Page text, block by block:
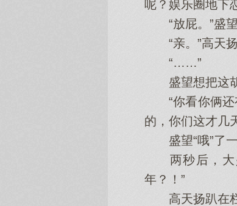
呢？娱乐圈地下
“放屁。”盛望
“亲。”高天扬
“……”
盛望想把这胡
“你看你俩还
的，你们这才几
盛望“哦”了一
两秒后，大少
年？！”
高天扬趴在栏